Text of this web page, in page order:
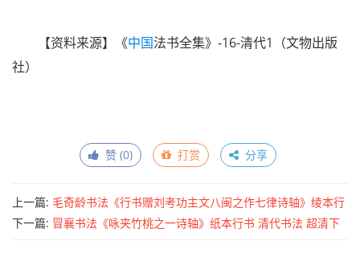
【资料来源】《中国法书全集》-16-清代1（文物出版
社）
赞 (0) 打赏 分享
上一篇: 毛奇龄书法《行书赠刘考功主文八闽之作七律诗轴》绫本行
书 清代书法 超清下载
下一篇: 冒襄书法《咏夹竹桃之一诗轴》纸本行书 清代书法 超清下